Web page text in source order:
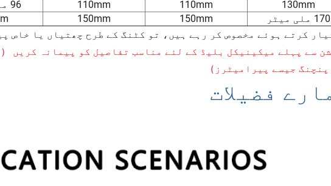
130mm
110mm
110mm 96 ملی میٹر
170 ملی میٹر
150mm
150mm
کرتے ہوئے مخصوص کر رہے ہیں، تو کٹنگ کے طرح چھتیاں یا خاص
سے پہلے میکینیکل بلیڈ کے لئے مناسب تفاصیل کو پیمانہ کریں
پنچنگ جیسے پیرامیٹرز）
فضیلات